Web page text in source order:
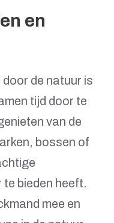
en
de natuur is
tijd door te
van de
bossen of
te bieden heeft.
mee en